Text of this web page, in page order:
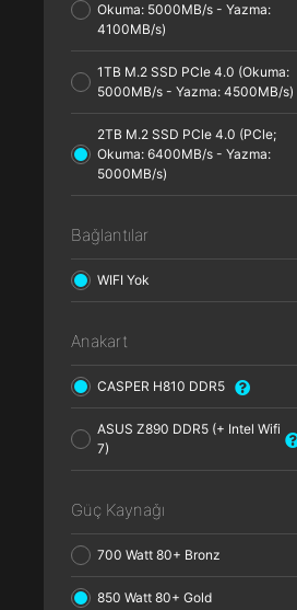
Okuma: 5000MB/s - Yazma:
4100MB/s)
1TB M.2 SSD PCle 4.0 (Okuma:
5000MB/s - Yazma: 4500MB/s)
2TB M.2 SSD PCle 4.0 (PCle;
Okuma: 6400MB/s - Yazma:
5000MB/s)
Bağlantılar
WIFI Yok
Anakart
CASPER H810 DDR5
ASUS Z890 DDR5 (+ Intel Wifi
7)
Güç Kaynağı
700 Watt 80+ Bronz
850 Watt 80+ Gold